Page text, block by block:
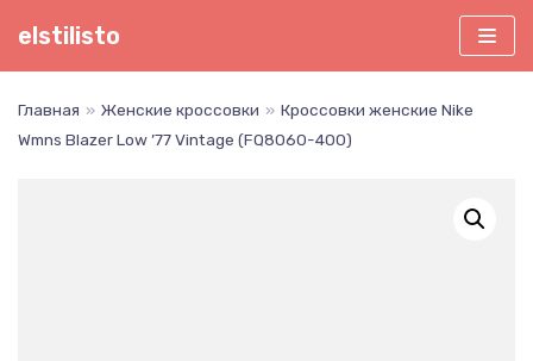
Перейти
elstilisto
Главная » Женские кроссовки » Кроссовки женские Nike
Wmns Blazer Low ’77 Vintage (FQ8060-400)